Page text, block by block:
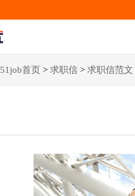
51job首页 > 求职信 > 求职信范文